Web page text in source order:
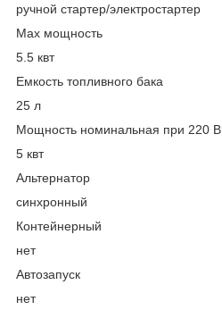
ручной стартер/электростартер
Max мощность
5.5 квт
Емкость топливного бака
25 л
Мощность номинальная при 220 В
5 квт
Альтернатор
синхронный
Контейнерный
нет
Автозапуск
нет